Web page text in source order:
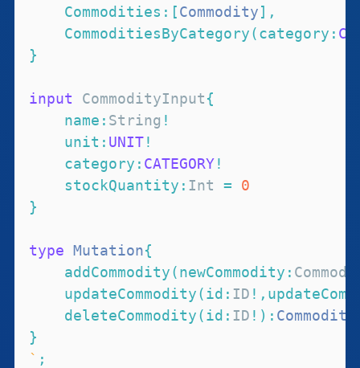
Commodities : [Commodity] ,
CommoditiesByCategory(category :
}
input CommodityInput{
name : String !
unit : UNIT!
category : CATEGORY!
stockQuantity : Int =
0
}
type Mutation{
addCommodity(newCommodity :
updateCommodity(id : ID ! ,
deleteCommodity(id : ID ! ) : Commodity
}
` ;